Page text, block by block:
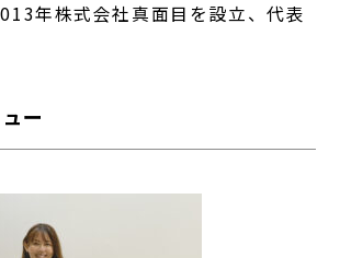
年株式会社真面目を設立、代表
ー